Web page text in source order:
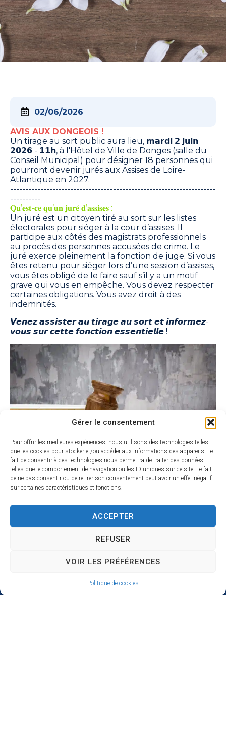
Gérer le consentement
Pour offrir les meilleures expériences, nous utilisons des technologies telles
que les cookies pour stocker et/ou accéder aux informations des appareils. Le
fait de consentir à ces technologies nous permettra de traiter des données
telles que le comportement de navigation ou les ID uniques sur ce site. Le fait
de ne pas consentir ou de retirer son consentement peut avoir un effet négatif
sur certaines caractéristiques et fonctions.
ACCEPTER
REFUSER
VOIR LES PRÉFÉRENCES
Politique de cookies
02/06/2026
AVIS AUX DONGEOIS !
Un tirage au sort public aura lieu, 𝗺𝗮𝗿𝗱𝗶 𝟮 𝗷𝘂𝗶𝗻
𝟮𝟬𝟮𝟲 - 𝟭𝟭𝗵, à l'Hôtel de Ville de Donges (salle du
Conseil Municipal) pour désigner 18 personnes qui
pourront devenir jurés aux Assises de Loire-
Atlantique en 2027.
--------------------------------------------------------------------
----------
𝐐𝐮’𝐞𝐬𝐭-𝐜𝐞 𝐪𝐮’𝐮𝐧 𝐣𝐮𝐫𝐞́ 𝐝’𝐚𝐬𝐬𝐢𝐬𝐞𝐬 :
Un juré est un citoyen tiré au sort sur les listes
électorales pour siéger à la cour d’assises. Il
participe aux côtés des magistrats professionnels
au procès des personnes accusées de crime. Le
juré exerce pleinement la fonction de juge. Si vous
êtes retenu pour siéger lors d’une session d’assises,
vous êtes obligé de le faire sauf s’il y a un motif
grave qui vous en empêche. Vous devez respecter
certaines obligations. Vous avez droit à des
indemnités.
𝙑𝙚𝙣𝙚𝙯 𝙖𝙨𝙨𝙞𝙨𝙩𝙚𝙧 𝙖𝙪 𝙩𝙞𝙧𝙖𝙜𝙚 𝙖𝙪 𝙨𝙤𝙧𝙩 𝙚𝙩 𝙞𝙣𝙛𝙤𝙧𝙢𝙚𝙯-
𝙫𝙤𝙪𝙨 𝙨𝙪𝙧 𝙘𝙚𝙩𝙩𝙚 𝙛𝙤𝙣𝙘𝙩𝙞𝙤𝙣 𝙚𝙨𝙨𝙚𝙣𝙩𝙞𝙚𝙡𝙡𝙚 !